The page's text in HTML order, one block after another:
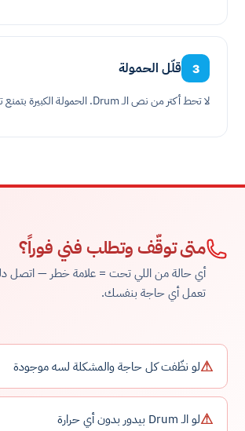
3 قلّل الحمولة
لا تحط أكتر من نص الـ Drum. الحمولة الكبيرة بتمنع تدفق الهواء.
متى توقّف وتطلب فني فوراً؟
أي حالة من اللي تحت = علامة خطر — اتصل
تعمل أي حاجة بنفسك.
⚠لو نظّفت كل حاجة والمشكلة لسه موجودة
⚠لو الـ Drum بيدور بدون أي حرارة